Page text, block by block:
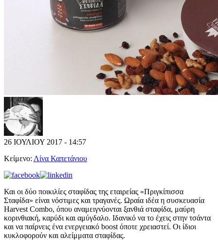
26 ΙΟΥΛΙΟΥ 2017 - 14:57
Κείμενο: Λίνα Καπετάνιου
Και οι δύο ποικιλίες σταφίδας της εταιρείας «Πριγκίπισσα
Σταφίδα» είναι νόστιμες και τραγανές. Ωραία ιδέα η συσκευασία
Harvest Combo, όπου αναμειγνύονται ξανθιά σταφίδα, μαύρη
κορινθιακή, καρύδι και αμύγδαλο. Ιδανικό να το έχεις στην τσάντα
και να παίρνεις ένα ενεργειακό boost όποτε χρειαστεί. Οι ίδιοι
κυκλοφορούν και αλείμματα σταφίδας.